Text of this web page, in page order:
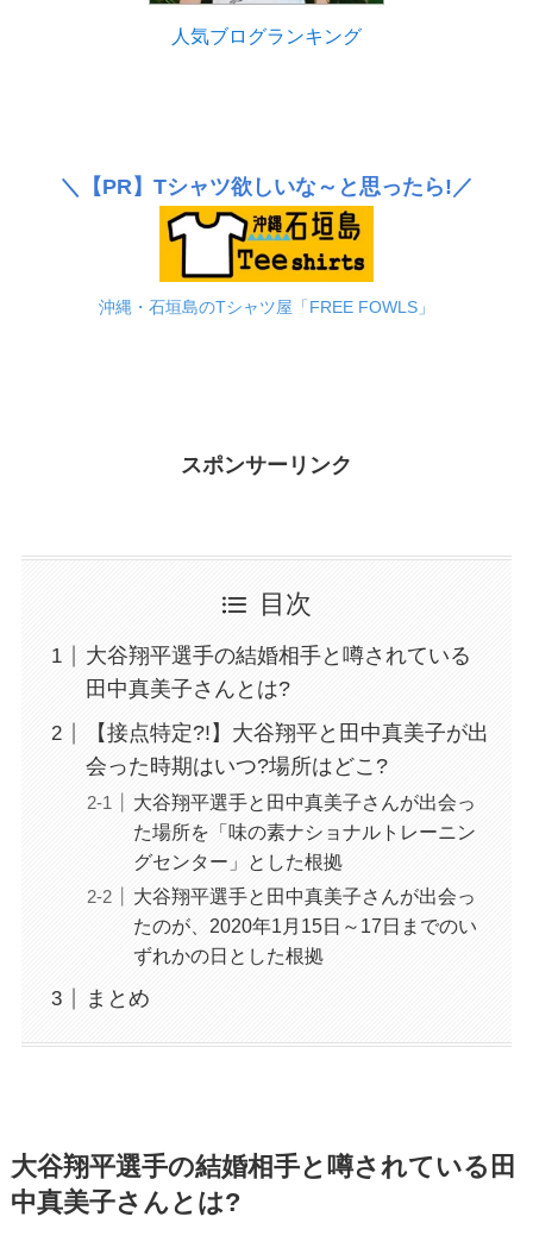
人気ブログランキング
＼ 【PR】 Tシャツ欲しいな～と思ったら!／
沖縄・石垣島のTシャツ屋「FREE FOWLS」
スポンサーリンク
目次
大谷翔平選手の結婚相手と噂されている
田中真美子さんとは?
【接点特定?!】大谷翔平と田中真美子が出
会った時期はいつ?場所はどこ?
大谷翔平選手と田中真美子さんが出会っ
た場所を「味の素ナショナルトレーニン
グセンター」とした根拠
大谷翔平選手と田中真美子さんが出会っ
たのが、2020年1月15日～17日までのい
ずれかの日とした根拠
まとめ
大谷翔平選手の結婚相手と噂されている田
中真美子さんとは?